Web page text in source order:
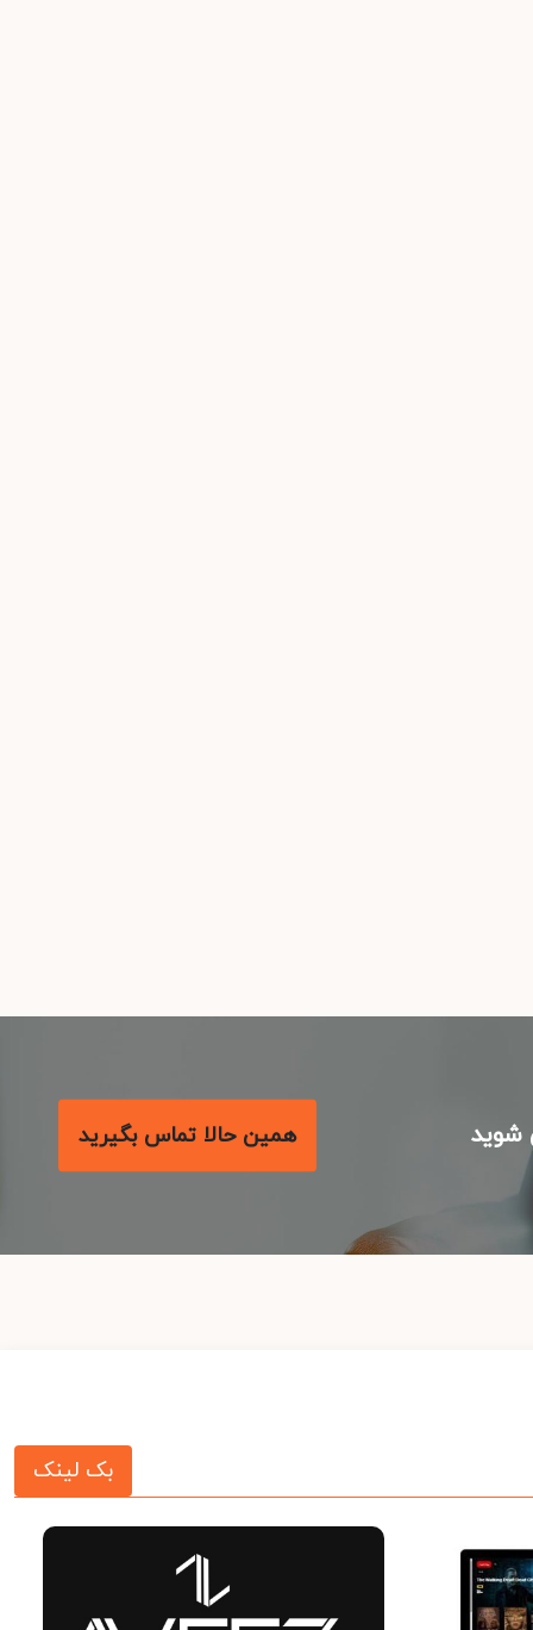
همین حالا تماس بگیرید
بک لینک